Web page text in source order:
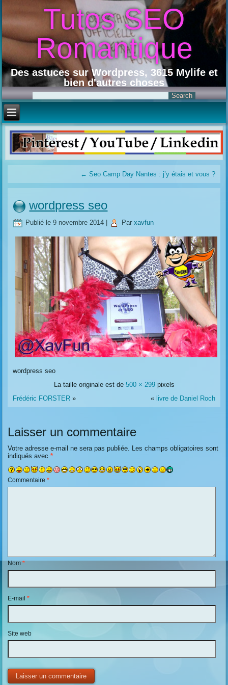
Tutos SEO
Romantique
Des astuces sur Wordpress, 3615 Mylife et
bien d'autres choses
← Seo Camp Day Nantes : j’y étais et vous ?
wordpress seo
Publié le 9 novembre 2014 Par xavfun
wordpress seo
La taille originale est de 500 × 299pixels
Frédéric FORSTER » « livre de Daniel Roch
Laisser un commentaire
Votre adresse e-mail ne sera pas publiée.
Les champs obligatoires sont
indiqués avec*
Commentaire*
Nom*
E-mail*
Site web